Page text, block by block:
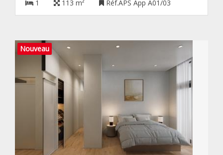
1 113 m² Réf.APS App A01/03
Nouveau